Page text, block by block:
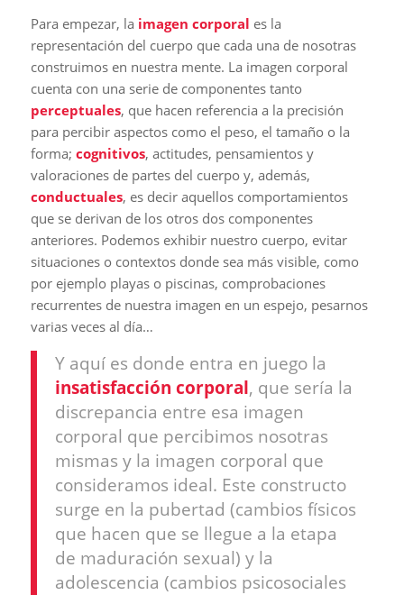
Para empezar, la imagen corporal es la
representación del cuerpo que cada una de nosotras
construimos en nuestra mente. La imagen corporal
cuenta con una serie de componentes tanto
perceptuales, que hacen referencia a la precisión
para percibir aspectos como el peso, el tamaño o la
forma; cognitivos, actitudes, pensamientos y
valoraciones de partes del cuerpo y, además,
conductuales, es decir aquellos comportamientos
que se derivan de los otros dos componentes
anteriores. Podemos exhibir nuestro cuerpo, evitar
situaciones o contextos donde sea más visible, como
por ejemplo playas o piscinas, comprobaciones
recurrentes de nuestra imagen en un espejo, pesarnos
varias veces al día…
Y aquí es donde entra en juego la
insatisfacción corporal, que sería la
discrepancia entre esa imagen
corporal que percibimos nosotras
mismas y la imagen corporal que
consideramos ideal. Este constructo
surge en la pubertad (cambios físicos
que hacen que se llegue a la etapa
de maduración sexual) y la
adolescencia (cambios psicosociales